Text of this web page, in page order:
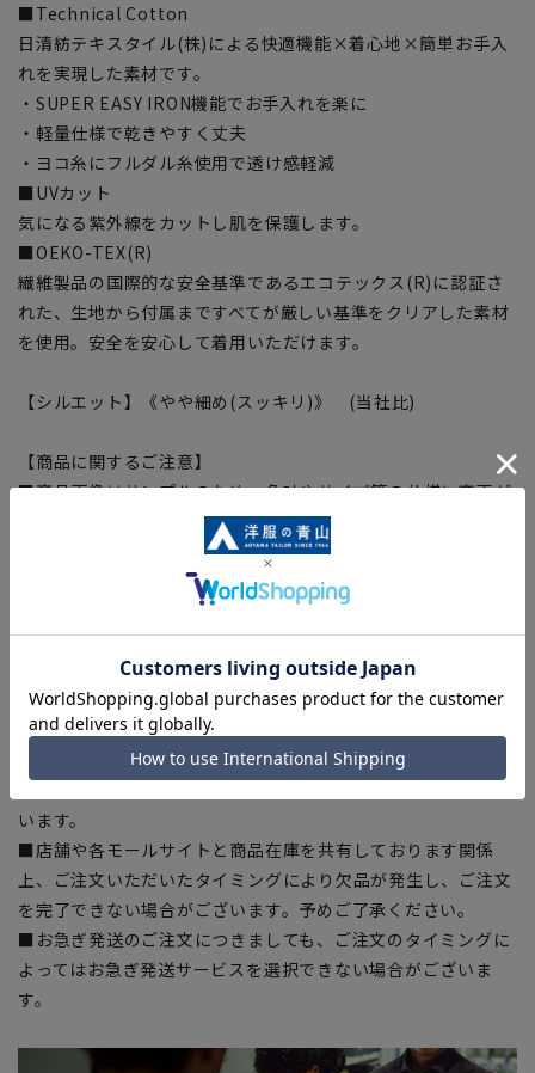
■Technical Cotton
日清紡テキスタイル(株)による快適機能×着心地×簡単お手入
れを実現した素材です。
・SUPER EASY IRON機能でお手入れを楽に
・軽量仕様で乾きやすく丈夫
・ヨコ糸にフルダル糸使用で透け感軽減
■UVカット
気になる紫外線をカットし肌を保護します。
■OEKO-TEX(R)
繊維製品の国際的な安全基準であるエコテックス(R)に認証さ
れた、生地から付属まですべてが厳しい基準をクリアした素材
を使用。安全を安心して着用いただけます。
【シルエット】《やや細め(スッキリ)》 (当社比)
【商品に関するご注意】
■商品画像はサンプルのため、色味やサイズ等の仕様に変更が
ある場合がございますので、予めご了承ください。
■ゆとり感には個人差があります。サイズ表を確認の上、ご購
入の目安としてご利用ください。
■生地や仕様・デザインにより、着用感や実際のサイズ表に若
干の誤差が生じる場合がございます。予めご了承ください。
■サイズスペックは仕上がりサイズを記載しております。一
部、商品現物におすすめサイズ(ヌードサイズ)を記載している
商品もございます。
■ブラウザやお使いのモニター環境、また撮影時の室内外の光
います。
■店舗や各モールサイトと商品在庫を共有しております関係
上、ご注文いただいたタイミングにより欠品が発生し、ご注文
を完了できない場合がございます。予めご了承ください。
■お急ぎ発送のご注文につきましても、ご注文のタイミングに
よってはお急ぎ発送サービスを選択できない場合がございま
す。